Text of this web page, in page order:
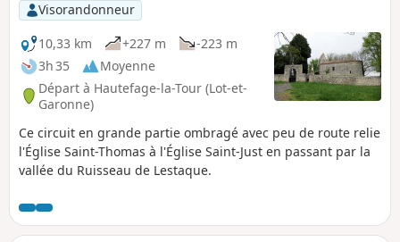
Visorandonneur
10,33 km
+227 m
-223 m
3h 35
Moyenne
Départ à Hautefage-la-Tour (Lot-et-
Garonne)
Ce circuit en grande partie ombragé avec peu de route relie
l'Église Saint-Thomas à l'Église Saint-Just en passant par la
vallée du Ruisseau de Lestaque.